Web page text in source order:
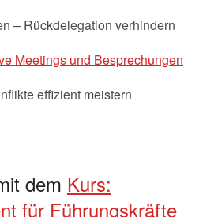
– Rückdelegation verhindern
Meetings und Besprechungen
effizient meistern
dem Kurs:
für Führungskräfte